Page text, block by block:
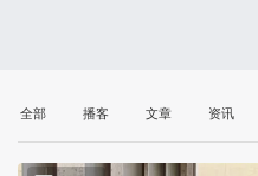
全部 播客 文章 资讯